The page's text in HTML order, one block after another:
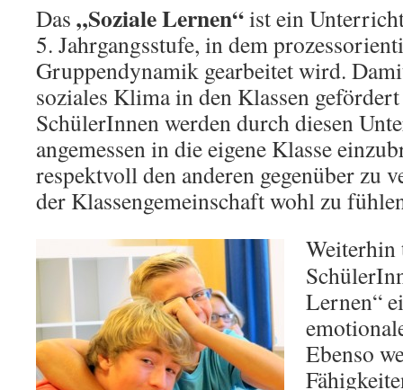
Das „Soziale Lernen“ist ein
5. Jahrgangsstufe, in dem
Gruppendynamik gearbeitet wird.
soziales Klima in den Klassen
SchülerInnen werden durch diesen
angemessen in die eigene Klasse
respektvoll den anderen gegenüber zu
der Klassengemeinschaft wohl zu
Weiterhin
Lernen“
Ebenso